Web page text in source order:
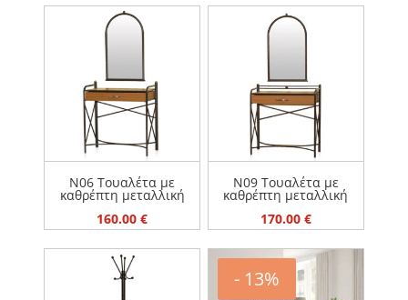
ΕΠΙΠΛΑ
ΜΕΤΑΛΛΙΚΑ ΚΡΕΒΑΤΙΑ
ΠΡΟΣΦΟΡΕΣ
ΣΤΡΩΜΑΤΑ
50 € 650 €
N06 Τουαλέτα με
καθρέπτη μεταλλική
160.00€
N09 Τουαλέτα με
καθρέπτη μεταλλική
170.00 €
- 13%